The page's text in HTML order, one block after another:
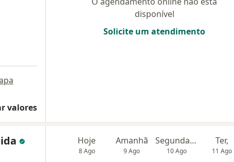
valores
disponível
Solicite um atendimento
Hoje
8 Ago
Amanhã
9 Ago
Segunda-feira
10 Ago
Ter,
11 Ago